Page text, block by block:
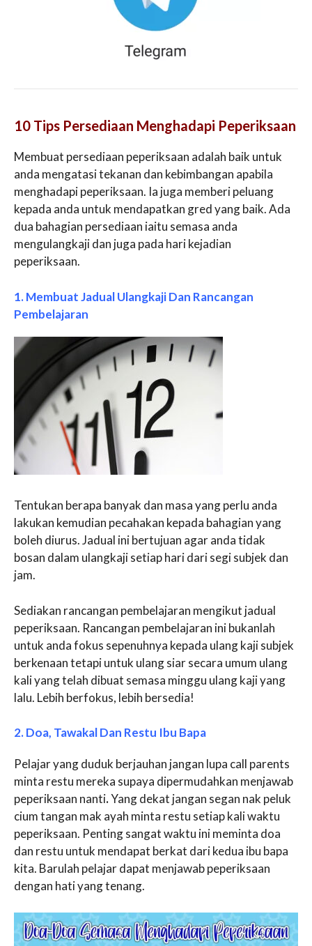
10 Tips Persediaan Menghadapi Peperiksaan
Membuat persediaan peperiksaan adalah baik untuk
anda mengatasi tekanan dan kebimbangan apabila
menghadapi peperiksaan. Ia juga memberi peluang
kepada anda untuk mendapatkan gred yang baik. Ada
dua bahagian persediaan iaitu semasa anda
mengulangkaji dan juga pada hari kejadian
peperiksaan.
1. Membuat Jadual Ulangkaji Dan Rancangan
Pembelajaran
Tentukan berapa banyak dan masa yang perlu anda
lakukan kemudian pecahakan kepada bahagian yang
boleh diurus. Jadual ini bertujuan agar anda tidak
bosan dalam ulangkaji setiap hari dari segi subjek dan
jam.
Sediakan rancangan pembelajaran mengikut jadual
peperiksaan. Rancangan pembelajaran ini bukanlah
untuk anda fokus sepenuhnya kepada ulang kaji subjek
berkenaan tetapi untuk ulang siar secara umum ulang
kali yang telah dibuat semasa minggu ulang kaji yang
lalu. Lebih berfokus, lebih bersedia!
2. Doa, Tawakal Dan Restu Ibu Bapa
Pelajar yang duduk berjauhan jangan lupa call parents
minta restu mereka supaya dipermudahkan menjawab
peperiksaan nanti.Yang dekat jangan segan nak peluk
cium tangan mak ayah minta restu setiap kali waktu
peperiksaan. Penting sangat waktu ini meminta doa
dan restu untuk mendapat berkat dari kedua ibu bapa
kita. Barulah pelajar dapat menjawab peperiksaan
dengan hati yang tenang.